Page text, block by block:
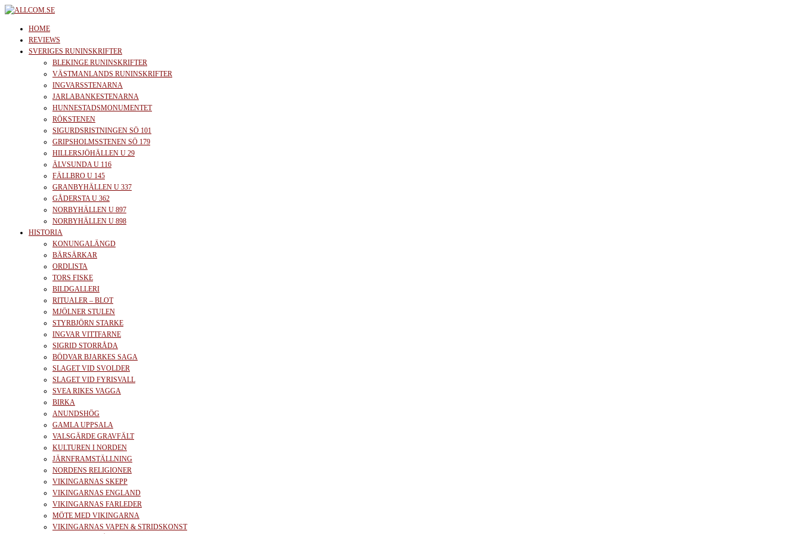
Skip
content
allcom.se
News | Reviews | History
HOME
REVIEWS
SVERIGES RUNINSKRIFTER
BLEKINGE RUNINSKRIFTER
VÄSTMANLANDS RUNINSKRIFTER
INGVARSSTENARNA
JARLABANKESTENARNA
HUNNESTADSMONUMENTET
RÖKSTENEN
SIGURDSRISTNINGEN SÖ 101
GRIPSHOLMSSTENEN SÖ 179
HILLERSJÖHÄLLEN U 29
ÄLVSUNDA U 116
FÄLLBRO U 145
GRANBYHÄLLEN U 337
GÅDERSTA U 362
NORBYHÄLLEN U 897
NORBYHÄLLEN U 898
HISTORIA
KONUNGALÄNGD
BÄRSÄRKAR
ORDLISTA
TORS FISKE
BILDGALLERI
RITUALER – BLOT
MJÖLNER STULEN
STYRBJÖRN STARKE
INGVAR VITTFARNE
SIGRID STORRÅDA
BÖDVAR BJARKES SAGA
SLAGET VID SVOLDER
SLAGET VID FYRISVALL
SVEA RIKES VAGGA
BIRKA
ANUNDSHÖG
GAMLA UPPSALA
VALSGÄRDE GRAVFÄLT
KULTUREN I NORDEN
JÄRNFRAMSTÄLLNING
NORDENS RELIGIONER
VIKINGARNAS SKEPP
VIKINGARNAS ENGLAND
VIKINGARNAS FARLEDER
MÖTE MED VIKINGARNA
VIKINGARNAS VAPEN & STRIDSKONST